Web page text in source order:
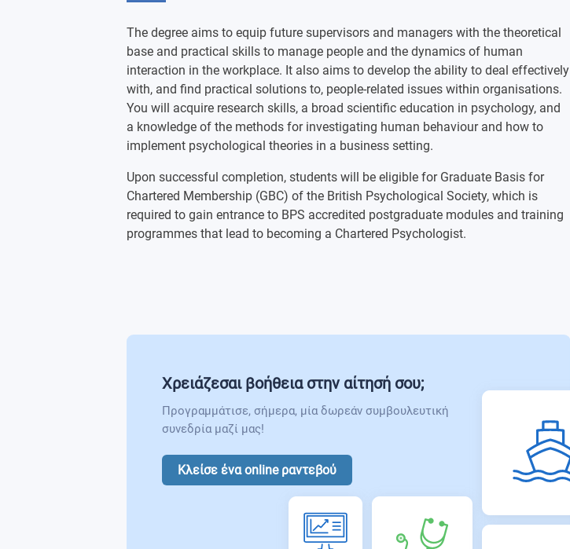
Developmental Psychology (15 credits)
Social Psychology (15 credits)
Psychopathology and Clinical Psychology (15 credits)
Organisational Psychology (30 credits)
The degree aims to equip future supervisors and managers with the theoretical
base and practical skills to manage people and the dynamics of human
interaction in the workplace. It also aims to develop the ability to deal effectively
with, and find practical solutions to, people-related issues within organisations.
You will acquire research skills, a broad scientific education in psychology, and
a knowledge of the methods for investigating human behaviour and how to
implement psychological theories in a business setting.
Upon successful completion, students will be eligible for Graduate Basis for
Chartered Membership (GBC) of the British Psychological Society, which is
required to gain entrance to BPS accredited postgraduate modules and training
programmes that lead to becoming a Chartered Psychologist.
Χρειάζεσαι βοήθεια στην αίτησή σου;
Προγραμμάτισε, σήμερα, μία δωρεάν συμβουλευτική
συνεδρία μαζί μας!
Κλείσε ένα online ραντεβού